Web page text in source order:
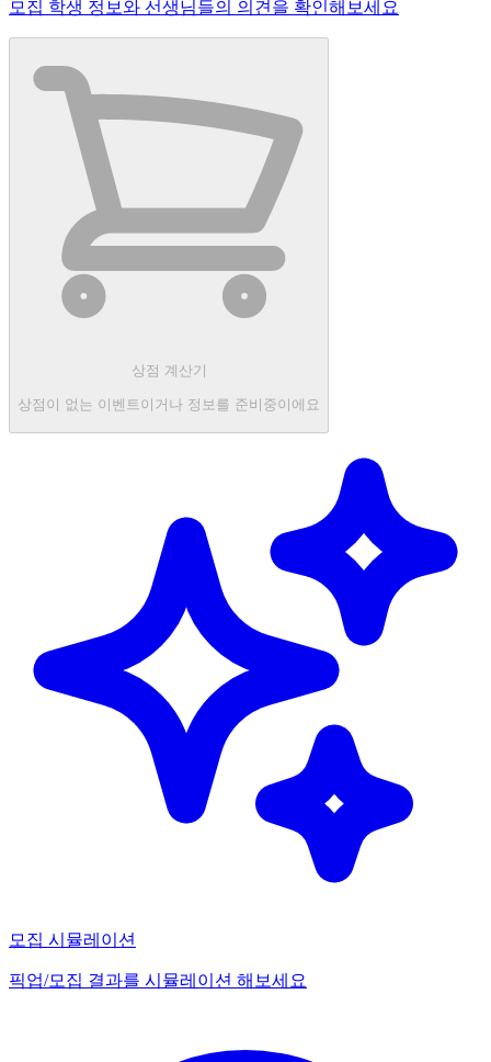
모집 학생 정보와 선생님들의 의견을 확인해보세요
상점 계산기
상점이 없는 이벤트이거나 정보를 준비중이에요
모집 시뮬레이션
픽업/모집 결과를 시뮬레이션 해보세요